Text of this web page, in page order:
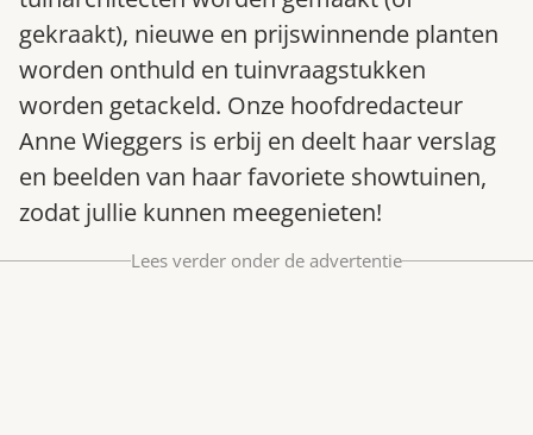
Gardeners’ World 08/2026
Bestel nu
gekraakt), nieuwe en prijswinnende planten
worden onthuld en tuinvraagstukken
worden getackeld. Onze hoofdredacteur
Anne Wieggers is erbij en deelt haar verslag
en beelden van haar favoriete showtuinen,
zodat jullie kunnen meegenieten!
Lees verder onder de advertentie